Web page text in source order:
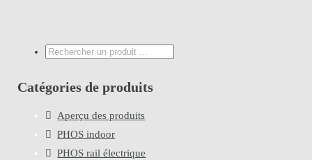
Rechercher
...
Catégories de produits
Aperçu des produits
PHOS indoor
PHOS rail électrique